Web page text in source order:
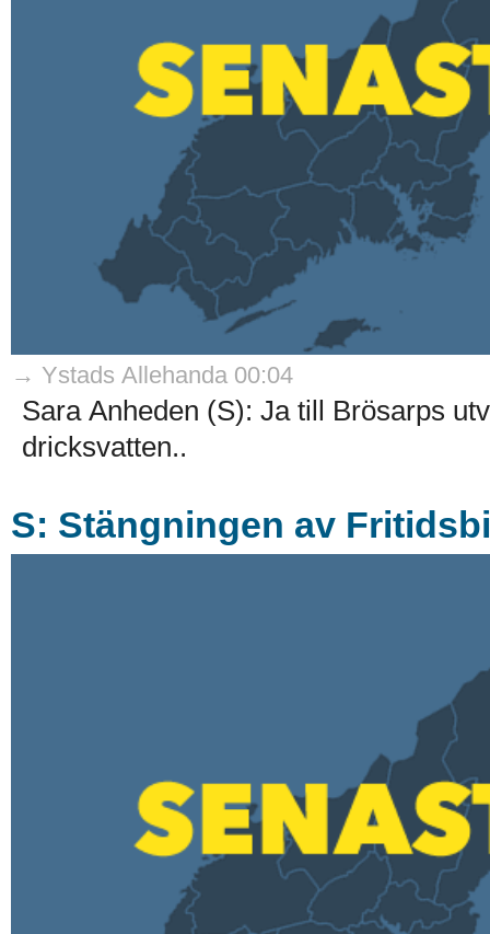
→ Ystads Allehanda 00:04
Sara Anheden (S): Ja till Brösarps
dricksvatten..
S: Stängningen av